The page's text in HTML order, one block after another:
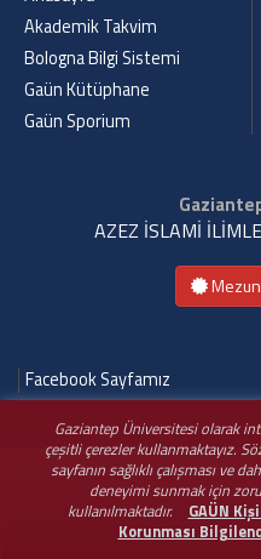
Gaziantep Üniversitesi olarak
çeşitli çerezler kullanmaktayız.
sayfanın sağlıklı çalışması ve
deneyimi sunmak için
kullanılmaktadır.
GAÜN
Korunması
Akademik Takvim
Bologna Bilgi Sistemi
Gaün Kütüphane
Gaün Sporium
AZEZ İSLAMİ
Facebook Sayfamız